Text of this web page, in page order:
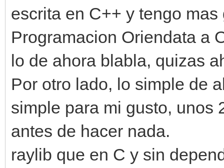
escrita en C++ y tengo
Programacion Oriendata a
lo de ahora blabla, quizas
Por otro lado, lo simple de
simple para mi gusto, unos
antes de hacer nada.
raylib que en C y sin